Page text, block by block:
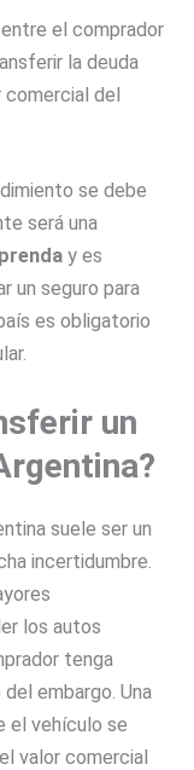
el comprador
la deuda
comercial del
se debe
será una
y es
un seguro para
es obligatorio
un
suele ser un
incertidumbre.
los autos
tenga
embargo. Una
el vehículo se
valor comercial